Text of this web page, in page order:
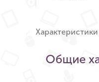
Характеристики
Общие